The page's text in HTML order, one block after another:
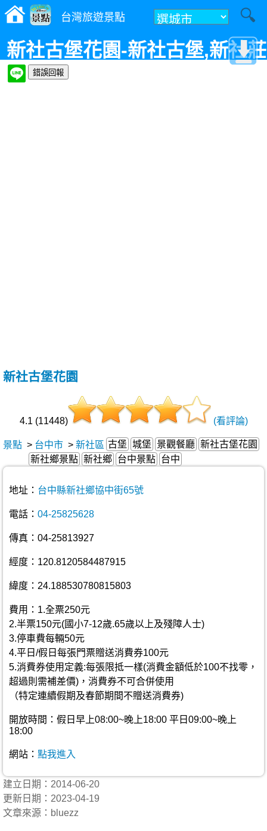
台灣旅遊景點
新社古堡花園-新社古堡,新社莊
園~台中遊玩景點,台中一日遊
新社古堡花園
4.1 (11448) (看評論)
景點 > 台中市 > 新社區 古堡 城堡 景觀餐廳 新社古堡花園
新社鄉景點 新社鄉 台中景點 台中
地址： 台中縣新社鄉協中街65號
電話： 04-25825628
傳真：04-25813927
經度：120.8120584487915
緯度：24.188530780815803
費用：1.全票250元
2.半票150元(國小7-12歲.65歲以上及殘障人士)
3.停車費每輛50元
4.平日/假日每張門票贈送消費券100元
5.消費券使用定義:每張限抵一樣(消費金額低於100不找零，
超過則需補差價)，消費券不可合併使用
（特定連續假期及春節期間不贈送消費券)
開放時間：假日早上08:00~晚上18:00 平日09:00~晚上
18:00
網站： 點我進入
建立日期：2014-06-20
更新日期：2023-04-19
文章來源：bluezz